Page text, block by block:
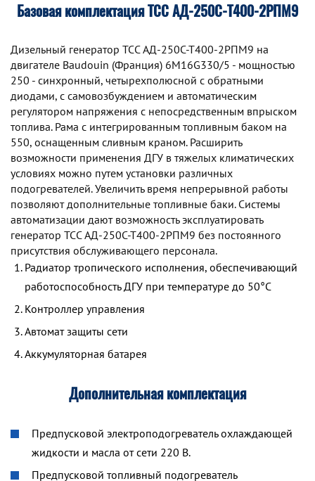
Базовая комплектация ТСС АД-250С-Т400-2РПМ9
Дизельный генератор TCC АД-250С-Т400-2РПМ9 на
двигателе Baudouin (Франция) 6M16G330/5 - мощностью
250 - синхронный, четырехполюсной с обратными
диодами, с самовозбуждением и автоматическим
регулятором напряжения с непосредственным впрыском
топлива. Рама с интегрированным топливным баком на
550, оснащенным сливным краном. Расширить
возможности применения ДГУ в тяжелых климатических
условиях можно путем установки различных
подогревателей. Увеличить время непрерывной работы
позволяют дополнительные топливные баки. Системы
автоматизации дают возможность эксплуатировать
генератор TCC АД-250С-Т400-2РПМ9 без постоянного
присутствия обслуживающего персонала.
Радиатор тропического исполнения, обеспечивающий
работоспособность ДГУ при температуре до 50°С
Контроллер управления
Автомат защиты сети
Аккумуляторная батарея
Дополнительная комплектация
Предпусковой электроподогреватель охлаждающей
жидкости и масла от сети 220 В.
Предпусковой топливный подогреватель